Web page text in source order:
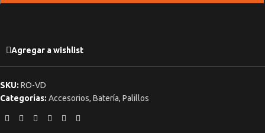
Agregar a wishlist
SKU: RO-VD
Categorías: Accesorios, Batería, Palillos